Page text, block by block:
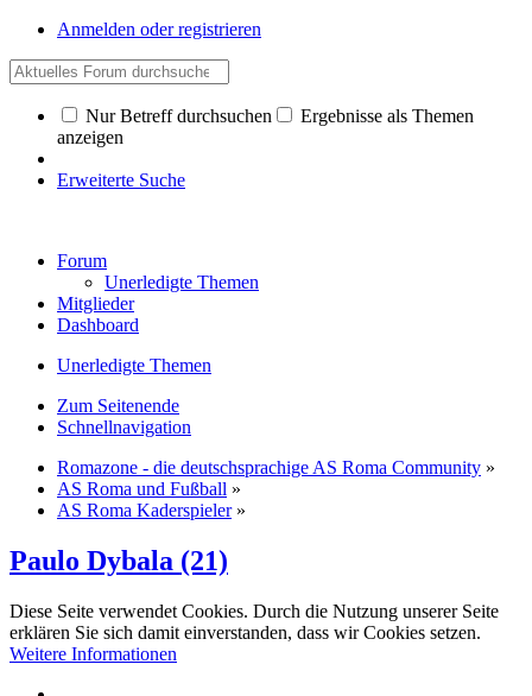
Anmelden oder registrieren
Nur Betreff durchsuchen
Ergebnisse als Themen
anzeigen
Erweiterte Suche
Forum
Unerledigte Themen
Mitglieder
Dashboard
Unerledigte Themen
Zum Seitenende
Schnellnavigation
Romazone - die deutschsprachige AS Roma Community »
AS Roma und Fußball »
AS Roma Kaderspieler »
Paulo Dybala (21)
Diese Seite verwendet Cookies. Durch die Nutzung unserer Seite
erklären Sie sich damit einverstanden, dass wir Cookies setzen.
Weitere Informationen